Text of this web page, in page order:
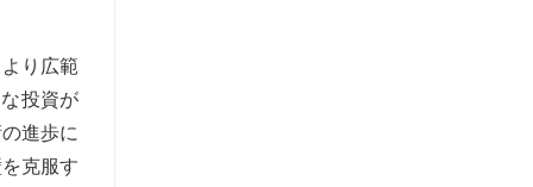
り広範
投資が
進歩に
克服す